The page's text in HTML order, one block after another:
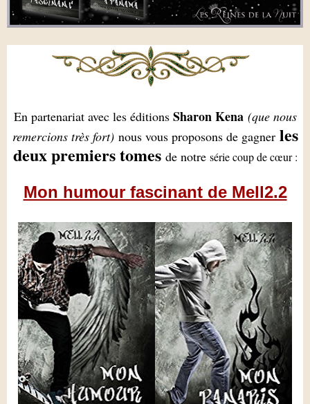
En partenariat avec les éditions Sharon Kena (que nous
remercions très fort) nous vous proposons de gagnerles
deux premiers tomes de notresérie coup de cœur :
Mon humour fascinant de Mell2.2